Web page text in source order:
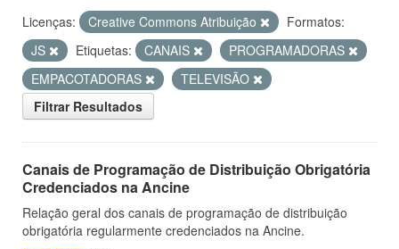
Licenças: Creative Commons Atribuição
Formatos:
JS
Etiquetas: CANAIS
PROGRAMADORAS
EMPACOTADORAS
TELEVISÃO
Filtrar Resultados
Canais de Programação de Distribuição Obrigatória
Credenciados na Ancine
Relação geral dos canais de programação de distribuição
obrigatória regularmente credenciados na Ancine.